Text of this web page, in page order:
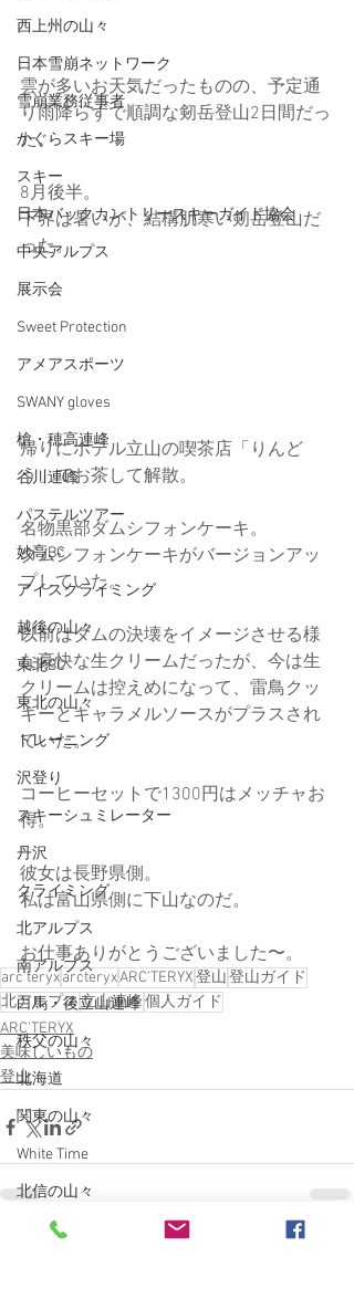
西上州の山々
日本雪崩ネットワーク
雪崩業務従事者
かぐらスキー場
スキー
日本バックカントリースキーガイド協会
中央アルプス
展示会
Sweet Protection
アメアスポーツ
SWANY gloves
槍・穂高連峰
谷川連峰
パステルツアー
妙高BC
アイスクライミング
越後の山々
東北BC
東北の山々
トレーニング
沢登り
スキーシュミレーター
丹沢
クライミング
北アルプス
南アルプス
白馬・後立山連峰
秩父の山々
北海道
関東の山々
White Time
北信の山々
雲が多いお天気だったものの、予定通
り雨降らずで順調な剱岳登山2日間だっ
た。
8月後半。
下界は暑いが、結構肌寒い剱岳登山だ
った。
帰りにホテル立山の喫茶店「りんど
う」でお茶して解散。
名物黒部ダムシフォンケーキ。
ダムシフォンケーキがバージョンアッ
プしていた。
以前はダムの決壊をイメージさせる様
な豪快な生クリームだったが、今は生
クリームは控えめになって、雷鳥クッ
キーとキャラメルソースがプラスされ
ていた。
コーヒーセットで1300円はメッチャお
得。
彼女は長野県側。
私は富山県側に下山なのだ。
お仕事ありがとうございました〜。
arc'teryxarcteryxARC’TERYX登山登山ガイド
北アルプス立山連峰個人ガイド
ARC'TERYX
美味しいもの
登山